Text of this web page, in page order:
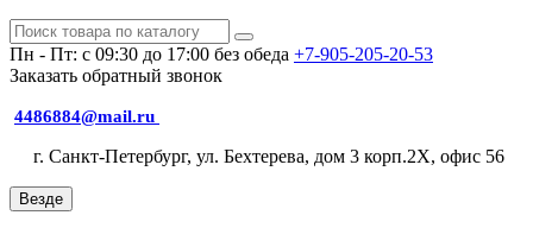
Пн - Пт: с 09:30 до 17:00 без обеда +7-905-205-20-53
Заказать обратный звонок
4486884@mail.ru
г. Санкт-Петербург, ул. Бехтерева, дом 3 корп.2X, офис 56
Везде